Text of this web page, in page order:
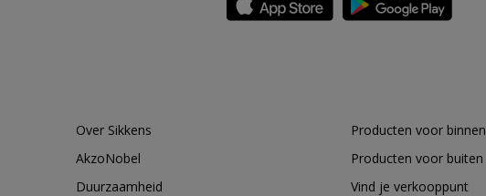
Over Sikkens
AkzoNobel
Duurzaamheid
Producten voor binnen
Producten voor buiten
Vind je verkooppunt